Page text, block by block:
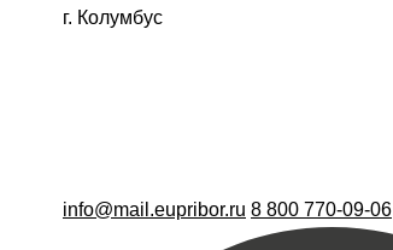
г. Колумбус
info@mail.eupribor.ru 8 800 770-09-06